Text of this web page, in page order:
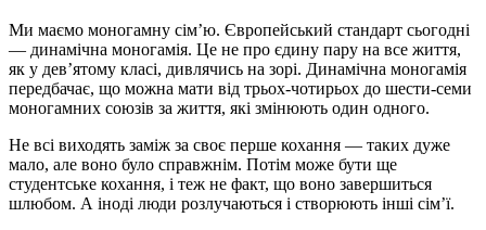
Ми маємо моногамну сім’ю. Європейський стандарт сьогодні
— динамічна моногамія. Це не про єдину пару на все життя,
як у дев’ятому класі, дивлячись на зорі. Динамічна моногамія
передбачає, що можна мати від трьох-чотирьох до шести-семи
моногамних союзів за життя, які змінюють один одного.
Не всі виходять заміж за своє перше кохання — таких дуже
мало, але воно було справжнім. Потім може бути ще
студентське кохання, і теж не факт, що воно завершиться
шлюбом. А іноді люди розлучаються і створюють інші сім’ї.